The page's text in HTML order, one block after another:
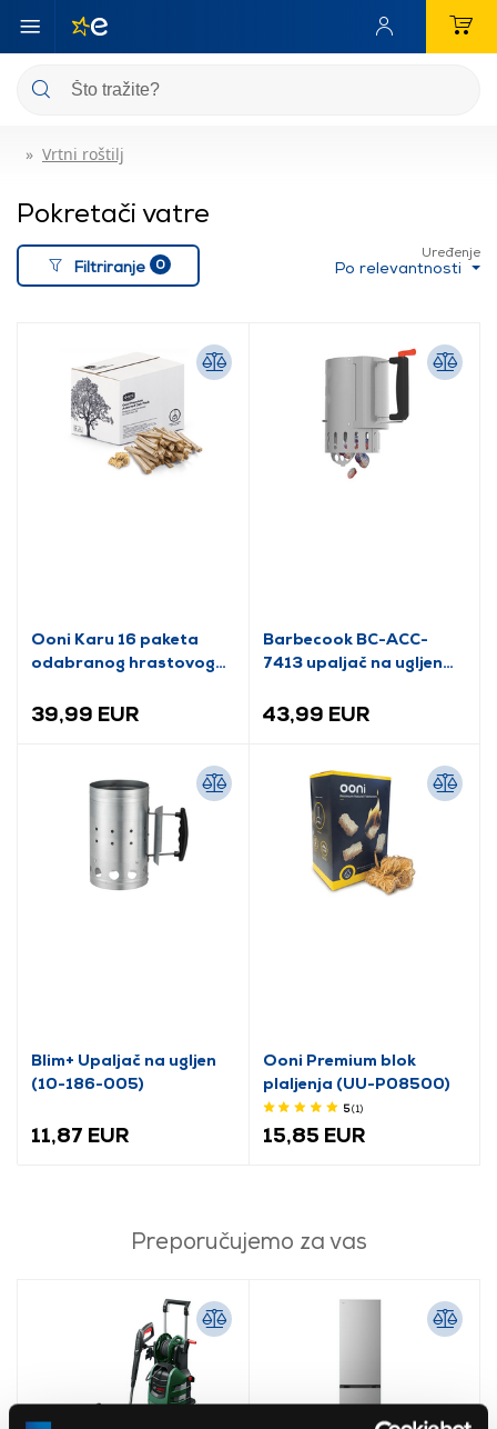
Vrtni roštilj
Pokretači vatre
Filtriranje 0
Uređenje
Po relevantnosti
Ooni Karu 16 paketa
odabranog hrastovog
39,99 EUR
Barbecook BC-ACC-
7413 upaljač na ugljen
43,99 EUR
Blim+ Upaljač na ugljen
(10-186-005)
11,87 EUR
Ooni Premium blok
plaljenja (UU-P08500)
5(1)
15,85 EUR
Preporučujemo za vas